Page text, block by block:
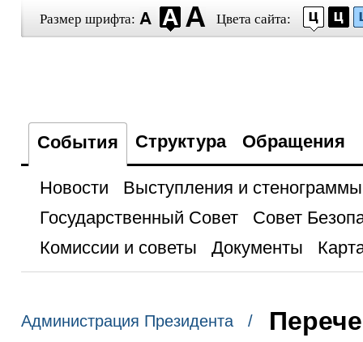
Размер шрифта: Цвета сайта:
События Структура Обращения
Новости
Выступления и стенограммы
Государственный Совет
Совет
Комиссии и советы
Документы
Администрация Президента /